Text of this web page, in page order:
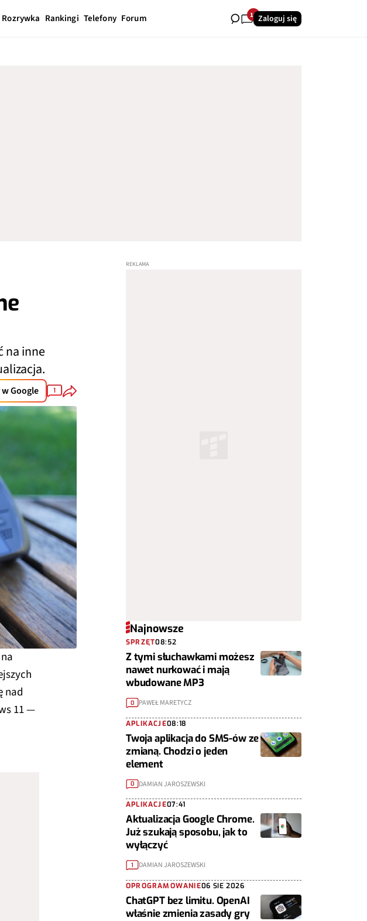
Rozrywka Rankingi Telefony Forum 10Zaloguj się
na inne
Google 1
nad
11 —
Najnowsze
SPRZĘT08:52
Z tymi słuchawkami możesz
nawet nurkować i mają
wbudowane MP3
0 PAWEŁ MARETYCZ
APLIKACJE08:18
Twoja aplikacja do SMS-ów ze
zmianą. Chodzi o jeden
element
0 DAMIAN JAROSZEWSKI
APLIKACJE07:41
Aktualizacja Google Chrome.
Już szukają sposobu, jak to
wyłączyć
1 DAMIAN JAROSZEWSKI
OPROGRAMOWANIE06 SIE 2026
ChatGPT bez limitu. OpenAI
właśnie zmienia zasady gry